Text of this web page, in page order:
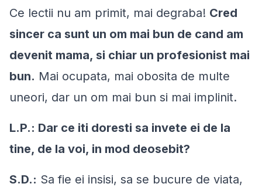
Ce lectii nu am primit, mai degraba! Cred
sincer ca sunt un om mai bun de cand am
devenit mama, si chiar un profesionist mai
bun. Mai ocupata, mai obosita de multe
uneori, dar un om mai bun si mai implinit.
L.P.: Dar ce iti doresti sa invete ei de la
tine, de la voi, in mod deosebit?
S.D.: Sa fie ei insisi, sa se bucure de viata,